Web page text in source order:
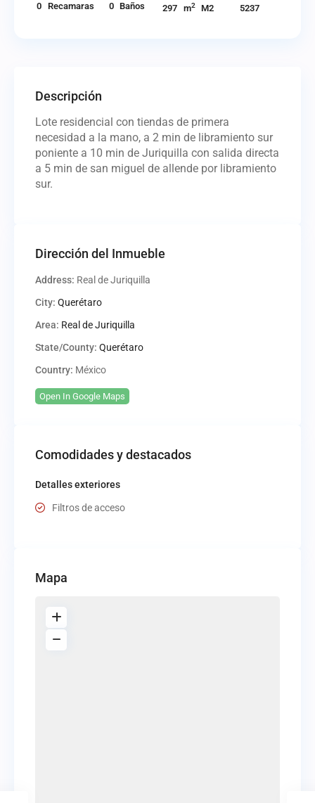
0 Recamaras 0 Baños 297 m2M2 5237
Descripción
Lote residencial con tiendas de primera
necesidad a la mano, a 2 min de libramiento sur
poniente a 10 min de Juriquilla con salida directa
a 5 min de san miguel de allende por libramiento
sur.
Dirección del Inmueble
Address: Real de Juriquilla
City: Querétaro
Area: Real de Juriquilla
State/County: Querétaro
Country: México
Open In Google Maps
Comodidades y destacados
Detalles exteriores
Filtros de acceso
Mapa